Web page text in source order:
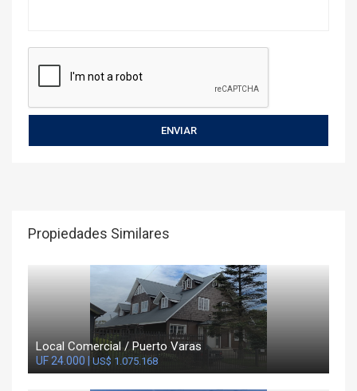
Propiedades Similares
Local Comercial / Puerto Varas
UF 24.000 | US$ 1.075.168